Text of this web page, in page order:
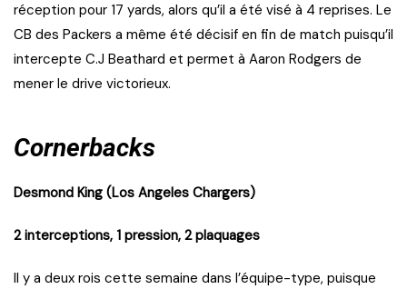
réception pour 17 yards, alors qu’il a été visé à 4 reprises. Le
CB des Packers a même été décisif en fin de match puisqu’il
intercepte C.J Beathard et permet à Aaron Rodgers de
mener le drive victorieux.
Cornerbacks
Desmond King (Los Angeles Chargers)
2 interceptions, 1 pression, 2 plaquages
Il y a deux rois cette semaine dans l’équipe-type, puisque